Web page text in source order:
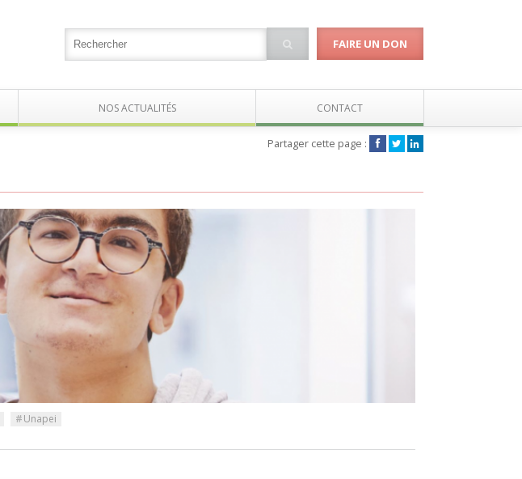
FAIRE UN DON
NOS ACTUALITÉS CONTACT
Partager cette page :
#Unapei